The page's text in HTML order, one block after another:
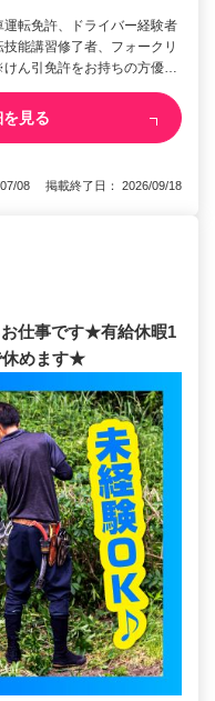
転免許、ドライバー経験者
能講習修了者、フォークリ
ん引免許をお持ちの方優…
見る
07/08 掲載終了日： 2026/09/18
仕事です★有給休暇1
休めます★